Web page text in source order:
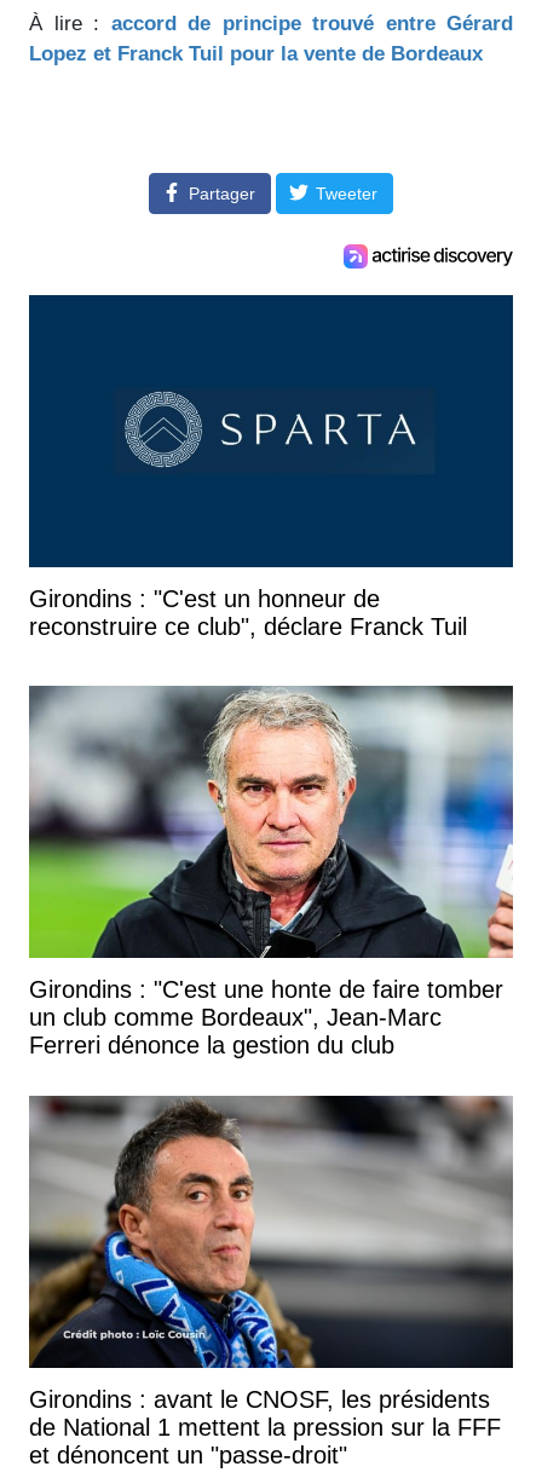
À lire : accord de principe trouvé entre Gérard
Lopez et Franck Tuil pour la vente de Bordeaux
Partager Tweeter
Girondins : "C'est un honneur de
reconstruire ce club", déclare Franck Tuil
Girondins : "C'est une honte de faire tomber
un club comme Bordeaux", Jean-Marc
Ferreri dénonce la gestion du club
Girondins : avant le CNOSF, les présidents
de National 1 mettent la pression sur la FFF
et dénoncent un "passe-droit"